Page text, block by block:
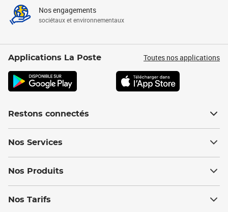
Nos engagements
sociétaux et environnementaux
Applications La Poste Toutes nos applications
Restons connectés
Nos Services
Nos Produits
Nos Tarifs